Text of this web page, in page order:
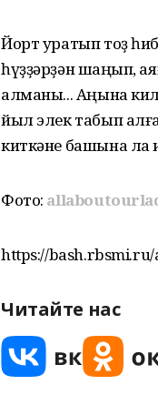
Йорт уратып тоҙ
һүҙҙәрҙән шаңҡып,
алманы... Аңына
йыл элек табып
киткәне башына ла
Фото:
https://
Читайте нас